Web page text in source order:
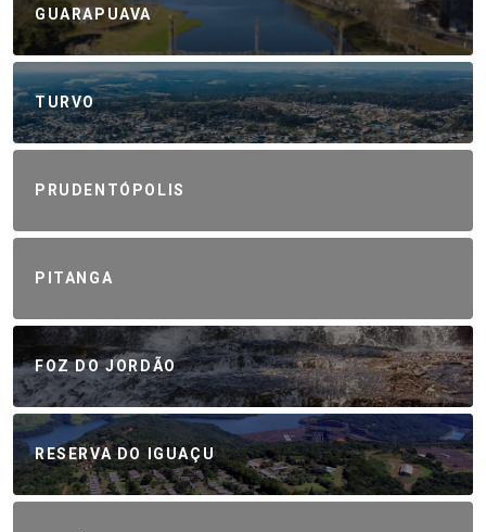
GUARAPUAVA
TURVO
PRUDENTÓPOLIS
PITANGA
FOZ DO JORDÃO
RESERVA DO IGUAÇU